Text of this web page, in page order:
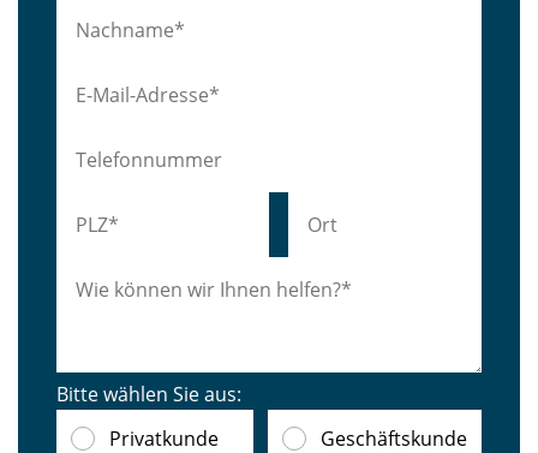
Bitte wählen Sie aus:
Privatkunde
Geschäftskunde